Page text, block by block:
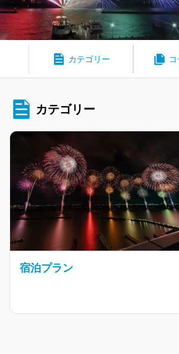
カテゴリー
カテゴリー
宿泊プラン